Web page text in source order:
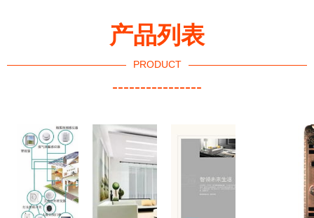
产品列表
PRODUCT
----------------